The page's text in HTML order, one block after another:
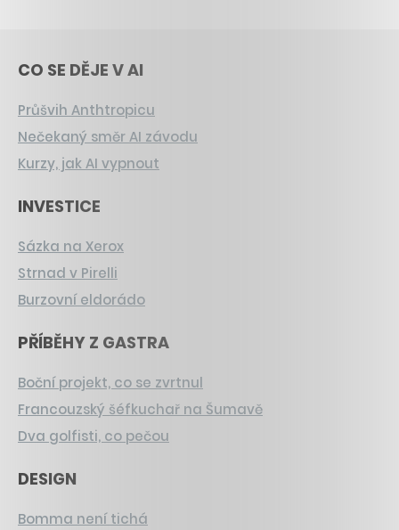
CO SE DĚJE V AI
Průšvih Anthtropicu
Nečekaný směr AI závodu
Kurzy, jak AI vypnout
INVESTICE
Sázka na Xerox
Strnad v Pirelli
Burzovní eldorádo
PŘÍBĚHY Z GASTRA
Boční projekt, co se zvrtnul
Francouzský šéfkuchař na Šumavě
Dva golfisti, co pečou
DESIGN
Bomma není tichá